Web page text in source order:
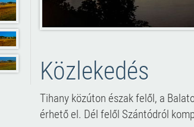
Közlekedés
Tihany közúton észak felől, a
érhető el. Dél felől Szántódról